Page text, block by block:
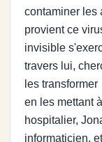
contaminer les
provient ce
invisible
travers lui,
les transformer
en les mettant
hospitalier,
informaticien,